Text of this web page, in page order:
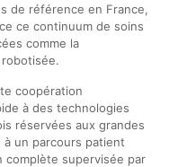
de référence en France,
ce continuum de soins
comme la
coopération
à des technologies
réservées aux grandes
un parcours patient
complète supervisée par